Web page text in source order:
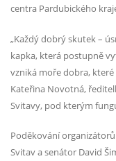
centra Pardubického
„Každý dobrý skutek –
kapka, která postupně
vzniká moře dobra,
Kateřina Novotná,
Svitavy, pod kterým
Poděkování
Svitav a senátor David